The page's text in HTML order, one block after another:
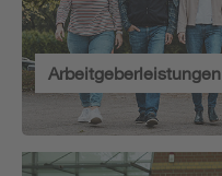
Arbeitgeberleistungen